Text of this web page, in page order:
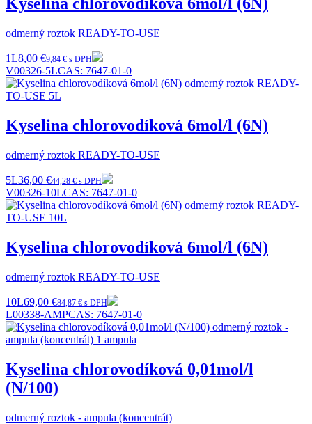
Kyselina chlorovodíková 6mol/l (6N)
odmerný roztok READY-TO-USE
1L8,00 €9,84 € s DPH
V00326-5LCAS: 7647-01-0
Kyselina chlorovodíková 6mol/l (6N)
odmerný roztok READY-TO-USE
5L36,00 €44,28 € s DPH
V00326-10LCAS: 7647-01-0
Kyselina chlorovodíková 6mol/l (6N)
odmerný roztok READY-TO-USE
10L69,00 €84,87 € s DPH
L00338-AMPCAS: 7647-01-0
Kyselina chlorovodíková 0,01mol/l
(N/100)
odmerný roztok - ampula (koncentrát)